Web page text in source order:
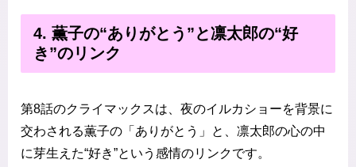
4. 薫子の“ありがとう”と凛太郎の“好
き”のリンク
第8話のクライマックスは、夜のイルカショーを背景に
交わされる薫子の「ありがとう」と、凛太郎の心の中
に芽生えた“好き”という感情のリンクです。